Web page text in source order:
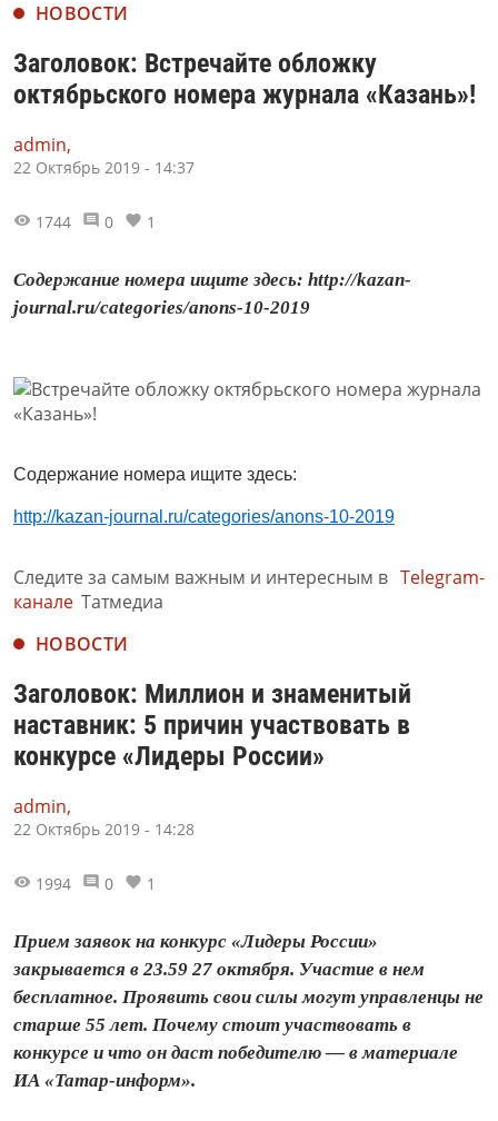
НОВОСТИ
Заголовок: Встречайте обложку
октябрьского номера журнала «Казань»!
admin,
22 Октябрь 2019 - 14:37
1744 0 1
Содержание номера ищите здесь: http://kazan-
journal.ru/categories/anons-10-2019
Содержание номера ищите здесь:
http://kazan-journal.ru/categories/anons-10-2019
Следите за самым важным и интересным в Telegram-
канале Татмедиа
НОВОСТИ
Заголовок: Миллион и знаменитый
наставник: 5 причин участвовать в
конкурсе «Лидеры России»
admin,
22 Октябрь 2019 - 14:28
1994 0 1
Прием заявок на конкурс «Лидеры России»
закрывается в 23.59 27 октября. Участие в нем
бесплатное. Проявить свои силы могут управленцы не
старше 55 лет. Почему стоит участвовать в
конкурсе и что он даст победителю — в материале
ИА «Татар-информ».